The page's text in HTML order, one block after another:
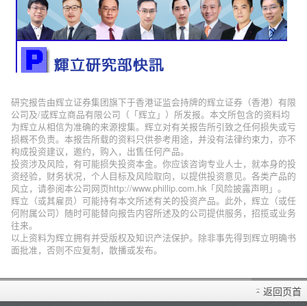
研究报告由辉立证券集团旗下于香港证监会持牌的辉立证券（香港）有限
公司及/或辉立商品有限公司（「辉立」）所发报。本文所包含的资料均
为辉立从相信为准确的来源搜集。辉立对有关报告所引致之任何损失或亏
损概不负责。本报告所载的资料只供参考用途，并没有法律约束力，亦不
构成投资建议，邀约，购入，出售任何产品。
投资涉及风险，有可能损失投资本金。你应该咨询专业人士，就本身的投
资经验，财务状况，个人目标及风险取向，以提供投资意见。各类产品的
风立，请参阅本公司网页http://www.phillip.com.hk「风险披露声明」。
辉立（或其雇员）可能持有本文所述有关的投资产品。此外，辉立（或任
何附属公司）随时可能替向报告内容所述及的公司提供服务，招揽或业务
往来。
以上资料为辉立拥有并受版权及知识产法保护。除非事先得到辉立明确书
面批准，否则不应复制，散播或发布。
返回页首